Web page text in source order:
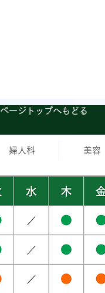
ページトップへもどる
婦人科 美容